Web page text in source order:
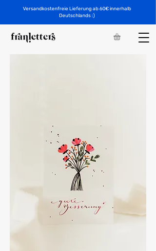
Versandkostenfreie Lieferung ab 60€ innerhalb
Deutschlands :)